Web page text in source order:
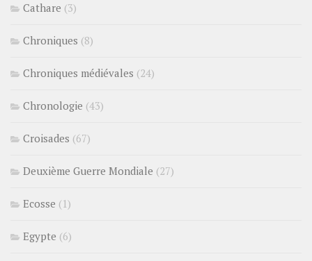
Cathare (3)
Chroniques (8)
Chroniques médiévales (24)
Chronologie (43)
Croisades (67)
Deuxième Guerre Mondiale (27)
Ecosse (1)
Egypte (6)